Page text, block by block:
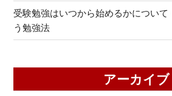
受験勉強はいつから始めるかについて
う勉強法
アーカイブ